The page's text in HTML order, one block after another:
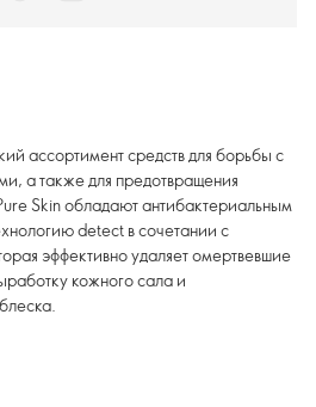
ассортимент средств для борьбы с
а также для предотвращения
Skin обладают антибактериальным
detect в сочетании с
эффективно удаляет омертвевшие
кожного сала и